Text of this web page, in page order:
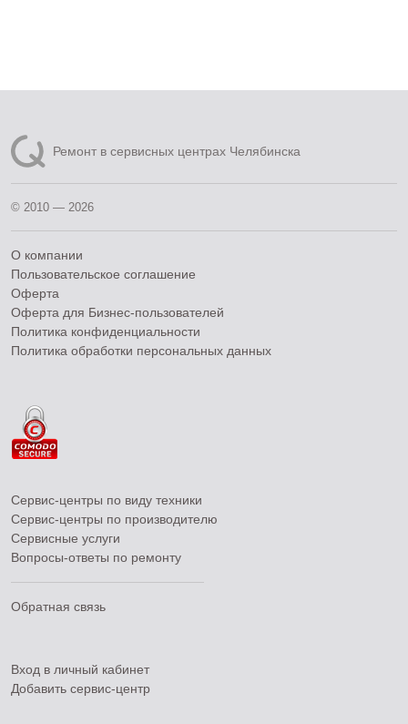
Ремонт в сервисных центрах Челябинска
© 2010 — 2026
О компании
Пользовательское соглашение
Оферта
Оферта для Бизнес-пользователей
Политика конфиденциальности
Политика обработки персональных данных
Сервис-центры по виду техники
Сервис-центры по производителю
Сервисные услуги
Вопросы-ответы по ремонту
Обратная связь
Вход в личный кабинет
Добавить сервис-центр